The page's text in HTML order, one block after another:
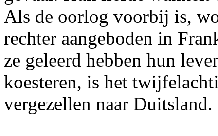
Als de oorlog voorbij is,
rechter aangeboden in
ze geleerd hebben hun
koesteren, is het
vergezellen naar Duitsland.